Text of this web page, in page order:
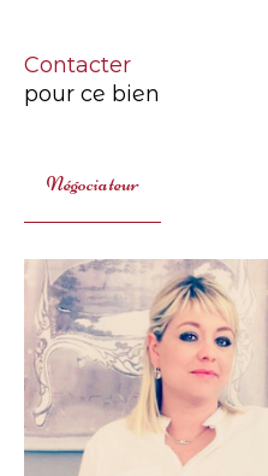
Contacter
pour ce bien
Négociateur